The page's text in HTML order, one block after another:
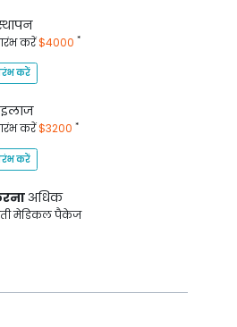
करें$4000 *
करें
इलाज
करें$3200 *
करें
अधिक
मेडिकल पैकेज